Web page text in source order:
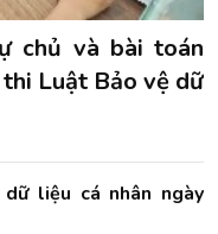
chủ và bài toán
Luật Bảo vệ dữ
liệu cá nhân ngày